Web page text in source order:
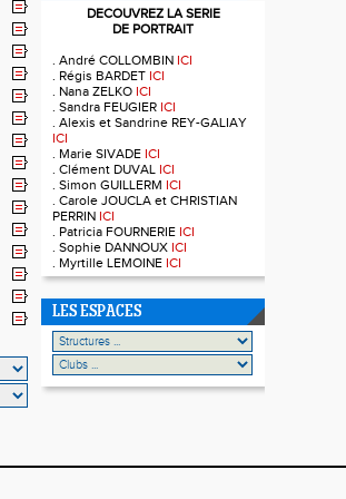
DECOUVREZ LA SERIE
DE PORTRAIT
. André COLLOMBIN ICI
. Régis BARDET ICI
. Nana ZELKO ICI
. Sandra FEUGIER ICI
. Alexis et Sandrine REY-GALIAY
ICI
. Marie SIVADE ICI
. Clément DUVAL ICI
. Simon GUILLERM ICI
. Carole JOUCLA et CHRISTIAN
PERRIN ICI
. Patricia FOURNERIE ICI
. Sophie DANNOUX ICI
. Myrtille LEMOINE ICI
LES ESPACES